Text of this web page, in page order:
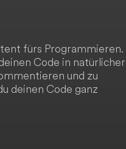
fürs Programmieren.
Code in natürlicher
und zu
deinen Code ganz